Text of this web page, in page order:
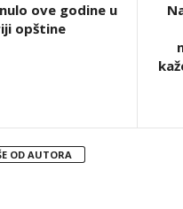
ove godine u
opštine
OD AUTORA